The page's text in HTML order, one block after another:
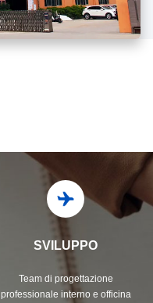
SVILUPPO
Team di progettazione
professionale interno e officina